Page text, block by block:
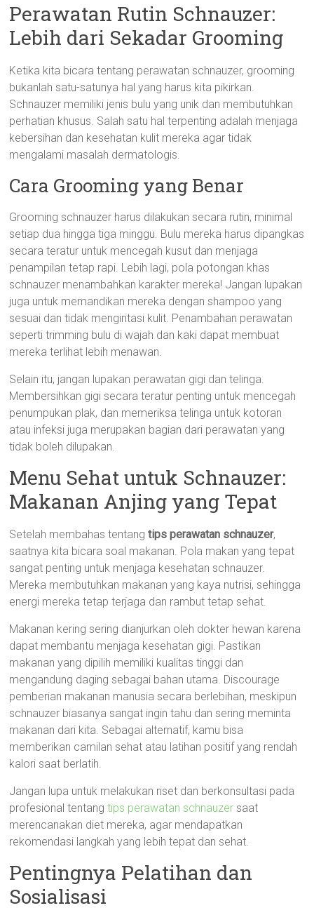
Perawatan Rutin Schnauzer:
Lebih dari Sekadar Grooming
Ketika kita bicara tentang perawatan schnauzer, grooming
bukanlah satu-satunya hal yang harus kita pikirkan.
Schnauzer memiliki jenis bulu yang unik dan membutuhkan
perhatian khusus. Salah satu hal terpenting adalah menjaga
kebersihan dan kesehatan kulit mereka agar tidak
mengalami masalah dermatologis.
Cara Grooming yang Benar
Grooming schnauzer harus dilakukan secara rutin, minimal
setiap dua hingga tiga minggu. Bulu mereka harus dipangkas
secara teratur untuk mencegah kusut dan menjaga
penampilan tetap rapi. Lebih lagi, pola potongan khas
schnauzer menambahkan karakter mereka! Jangan lupakan
juga untuk memandikan mereka dengan shampoo yang
sesuai dan tidak mengiritasi kulit. Penambahan perawatan
seperti trimming bulu di wajah dan kaki dapat membuat
mereka terlihat lebih menawan.
Selain itu, jangan lupakan perawatan gigi dan telinga.
Membersihkan gigi secara teratur penting untuk mencegah
penumpukan plak, dan memeriksa telinga untuk kotoran
atau infeksi juga merupakan bagian dari perawatan yang
tidak boleh dilupakan.
Menu Sehat untuk Schnauzer:
Makanan Anjing yang Tepat
Setelah membahas tentangtips perawatan schnauzer,
saatnya kita bicara soal makanan. Pola makan yang tepat
sangat penting untuk menjaga kesehatan schnauzer.
Mereka membutuhkan makanan yang kaya nutrisi, sehingga
energi mereka tetap terjaga dan rambut tetap sehat.
Makanan kering sering dianjurkan oleh dokter hewan karena
dapat membantu menjaga kesehatan gigi. Pastikan
makanan yang dipilih memiliki kualitas tinggi dan
mengandung daging sebagai bahan utama. Discourage
pemberian makanan manusia secara berlebihan, meskipun
schnauzer biasanya sangat ingin tahu dan sering meminta
makanan dari kita. Sebagai alternatif, kamu bisa
memberikan camilan sehat atau latihan positif yang rendah
kalori saat berlatih.
Jangan lupa untuk melakukan riset dan berkonsultasi pada
profesional tentangtips perawatan schnauzer saat
merencanakan diet mereka, agar mendapatkan
rekomendasi langkah yang lebih tepat dan sehat.
Pentingnya Pelatihan dan
Sosialisasi